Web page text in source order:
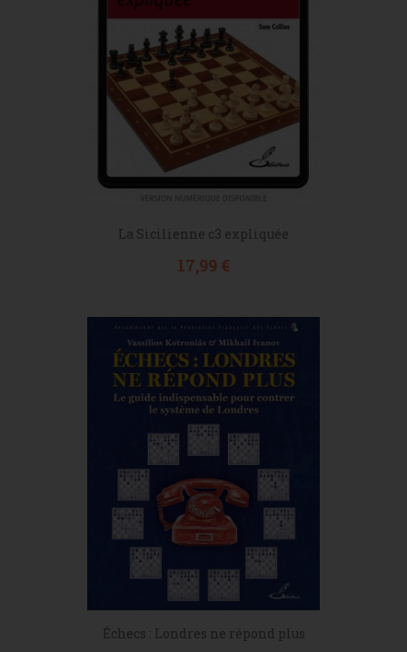
La Sicilienne c3 expliquée
Prix
17,99 €
Échecs : Londres ne répond plus